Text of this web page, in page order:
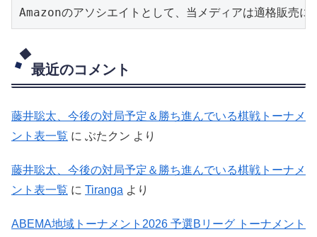
Amazonのアソシエイトとして、当メディアは適格販売に
最近のコメント
藤井聡太、今後の対局予定＆勝ち進んでいる棋戦トーナメ
ント表一覧 に ぶたクン より
藤井聡太、今後の対局予定＆勝ち進んでいる棋戦トーナメ
ント表一覧 に Tiranga より
ABEMA地域トーナメント2026 予選Bリーグ トーナメント